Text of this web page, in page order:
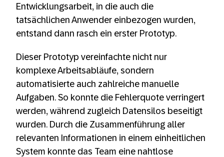
Entwicklungsarbeit, in die auch die
tatsächlichen Anwender einbezogen wurden,
entstand dann rasch ein erster Prototyp.
Dieser Prototyp vereinfachte nicht nur
komplexe Arbeitsabläufe, sondern
automatisierte auch zahlreiche manuelle
Aufgaben. So konnte die Fehlerquote verringert
werden, während zugleich Datensilos beseitigt
wurden. Durch die Zusammenführung aller
relevanten Informationen in einem einheitlichen
System konnte das Team eine nahtlose